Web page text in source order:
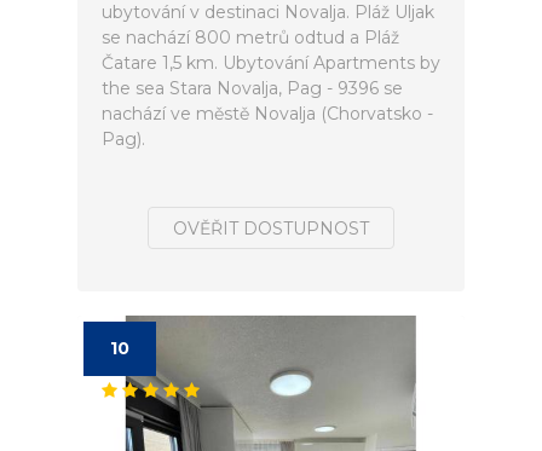
ubytování v destinaci Novalja. Pláž Uljak
se nachází 800 metrů odtud a Pláž
Čatare 1,5 km. Ubytování Apartments by
the sea Stara Novalja, Pag - 9396 se
nachází ve městě Novalja (Chorvatsko -
Pag).
OVĚŘIT DOSTUPNOST
10